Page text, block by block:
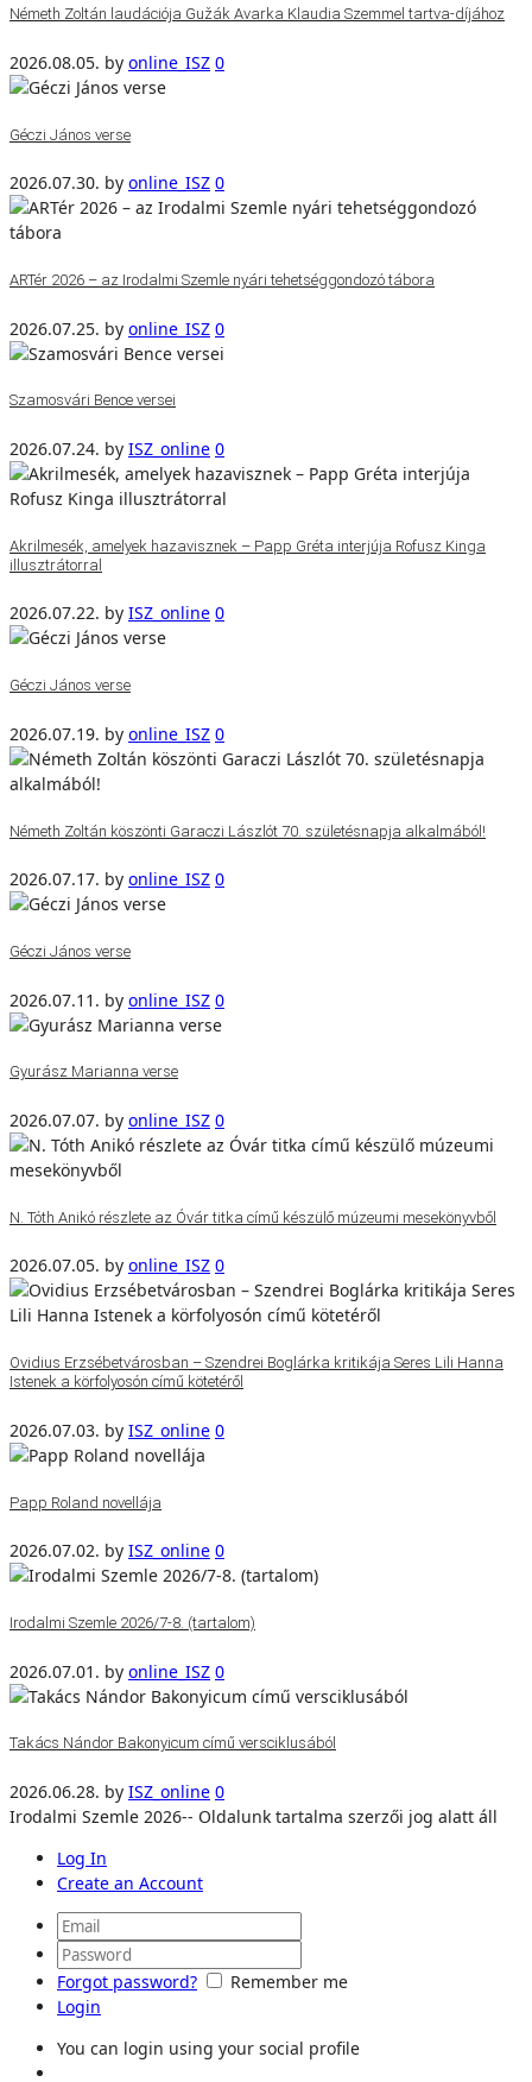
Németh Zoltán laudációja Gužák Avarka Klaudia Szemmel tartva-díjához
2026.08.05. by online_ISZ 0
Géczi János verse
2026.07.30. by online_ISZ 0
ARTér 2026 – az Irodalmi Szemle nyári tehetséggondozó tábora
2026.07.25. by online_ISZ 0
Szamosvári Bence versei
2026.07.24. by ISZ_online 0
Akrilmesék, amelyek hazavisznek – Papp Gréta interjúja Rofusz Kinga
illusztrátorral
2026.07.22. by ISZ_online 0
Géczi János verse
2026.07.19. by online_ISZ 0
Németh Zoltán köszönti Garaczi Lászlót 70. születésnapja alkalmából!
2026.07.17. by online_ISZ 0
Géczi János verse
2026.07.11. by online_ISZ 0
Gyurász Marianna verse
2026.07.07. by online_ISZ 0
N. Tóth Anikó részlete az Óvár titka című készülő múzeumi mesekönyvből
2026.07.05. by online_ISZ 0
Ovidius Erzsébetvárosban – Szendrei Boglárka kritikája Seres Lili Hanna
Istenek a körfolyosón című kötetéről
2026.07.03. by ISZ_online 0
Papp Roland novellája
2026.07.02. by ISZ_online 0
Irodalmi Szemle 2026/7-8. (tartalom)
2026.07.01. by online_ISZ 0
Takács Nándor Bakonyicum című versciklusából
2026.06.28. by ISZ_online 0
Irodalmi Szemle 2026-- Oldalunk tartalma szerzői jog alatt áll
Log In
Create an Account
Forgot password?
Remember me
Login
You can login using your social profile